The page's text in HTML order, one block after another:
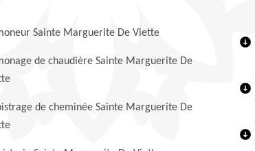
Sainte Marguerite De Viette
de chaudière Sainte Marguerite De
de cheminée Sainte Marguerite De